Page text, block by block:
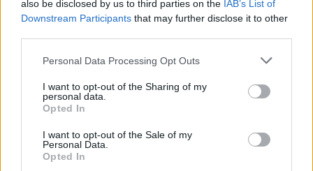
also be disclosed by us to third parties on the IAB’s List of
Downstream Participants that may further disclose it to other
Please note that this website/app uses one or more Google
not limited to your visit or usage behaviour. You may click to
grant or deny consent to Google and its third-party tags to
use your data for below specified purposes in below Google
consent section.
Personal Data Processing Opt Outs
I want to opt-out of the Sharing of my
personal data.
Opted In
I want to opt-out of the Sale of my
Personal Data.
Opted In